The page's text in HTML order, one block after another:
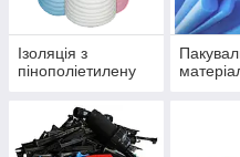
Ізоляція з
пінополіетилену